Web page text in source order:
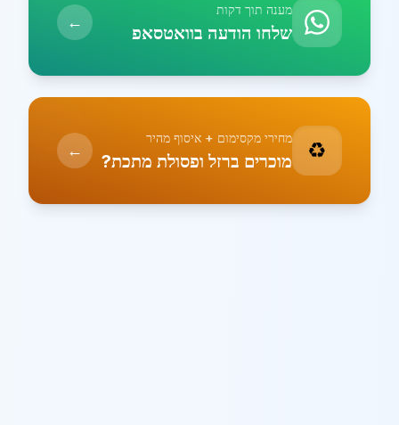
מענה תוך דקות
שלחו הודעה בוואטסאפ ←
♻️ מחירי מקסימום + איסוף מהיר
מוכרים ברזל ופסולת מתכת? ←